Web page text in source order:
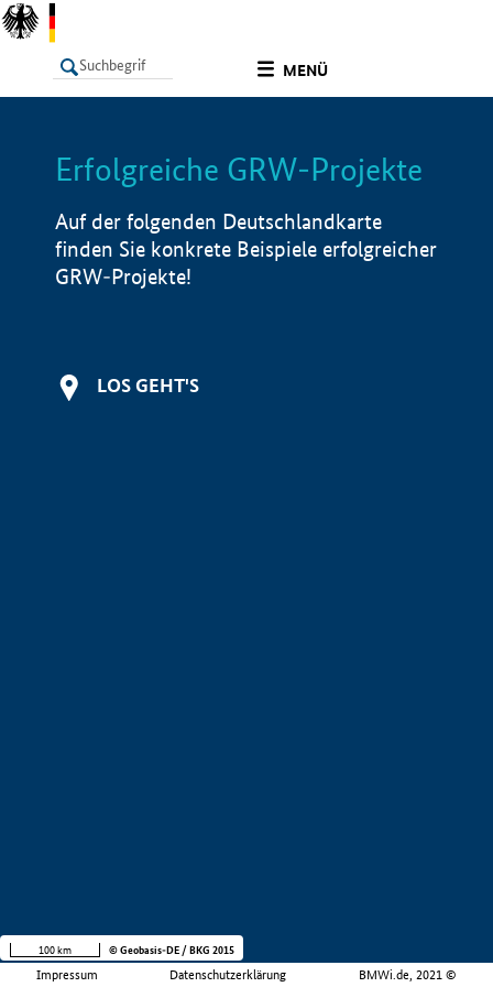
MENÜ
LISTE Info
Erfolgreiche GRW-Projekte
Auf der folgenden Deutschlandkarte
finden Sie konkrete Beispiele erfolgreicher
GRW-Projekte!
LOS GEHT'S
Impressum Datenschutzerklärung BMWi.de, 2021 ©
100 km © Geobasis-DE / BKG 2015